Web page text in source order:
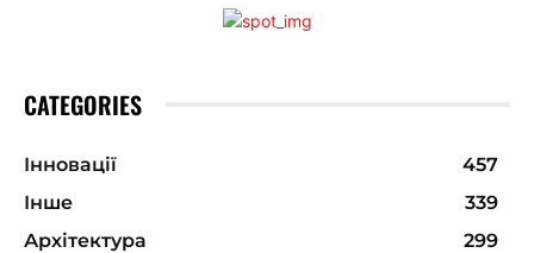
CATEGORIES
Інновації
457
Інше
339
Архітектура
299